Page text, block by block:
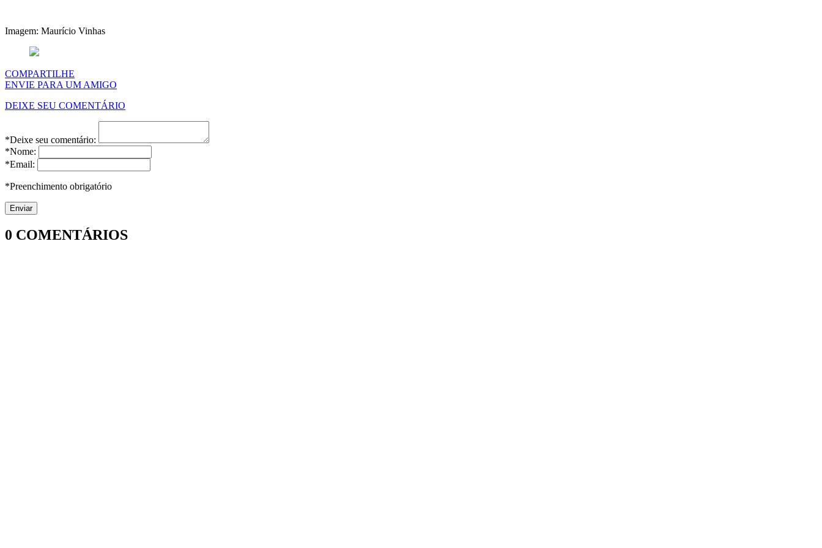
Imagem: Maurício Vinhas
COMPARTILHE
ENVIE PARA UM AMIGO
DEIXE SEU COMENTÁRIO
*Deixe seu comentário:
*Nome:
*Email:
*Preenchimento obrigatório
0 COMENTÁRIOS